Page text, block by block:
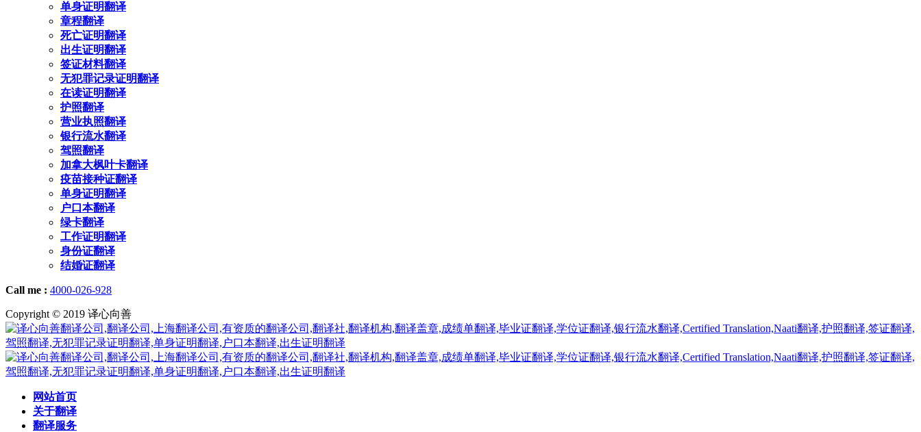
单身证明翻译
章程翻译
死亡证明翻译
出生证明翻译
签证材料翻译
无犯罪记录证明翻译
在读证明翻译
护照翻译
营业执照翻译
银行流水翻译
驾照翻译
加拿大枫叶卡翻译
疫苗接种证翻译
单身证明翻译
户口本翻译
绿卡翻译
工作证明翻译
身份证翻译
结婚证翻译
Call me : 4000-026-928
Copyright © 2019 译心向善
网站首页
关于翻译
翻译服务